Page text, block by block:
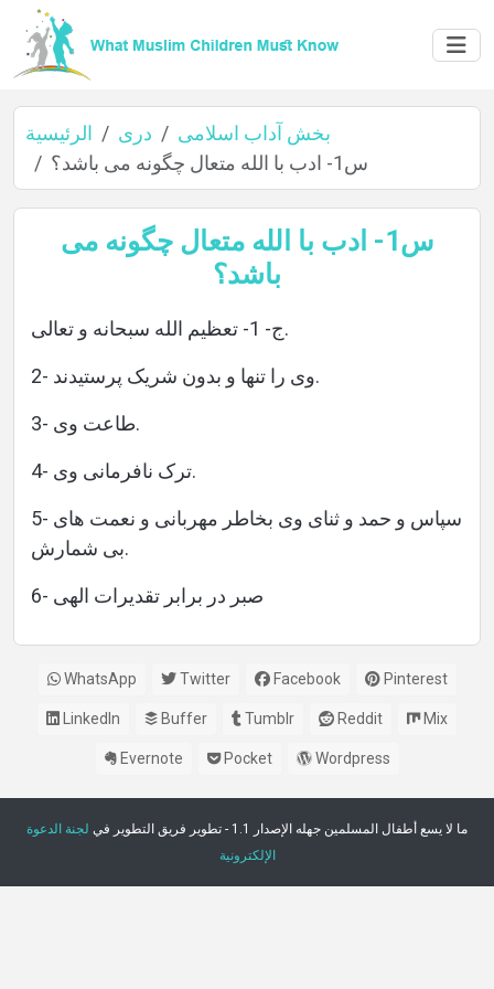
الرئيسية
المؤلف
اللغات
الرئيسية دری
بخش آداب اسلامی
س1- ادب با الله متعال چگونه می باشد؟
س1- ادب با الله متعال چگونه می
باشد؟
ج- 1- تعظیم الله سبحانه و تعالی.
2- وی را تنها و بدون شریک پرستیدند.
3- طاعت وی.
4- ترک نافرمانی وی.
5- سپاس و حمد و ثنای وی بخاطر مهربانی و نعمت های
بی شمارش.
6- صبر در برابر تقدیرات الهی
WhatsApp Twitter Facebook Pinterest
LinkedIn Buffer Tumblr Reddit Mix
Evernote Pocket Wordpress
ما لا يسع أطفال المسلمين جهله الإصدار 1.1 - تطوير فريق التطوير في
لجنة الدعوة
الإلكترونية